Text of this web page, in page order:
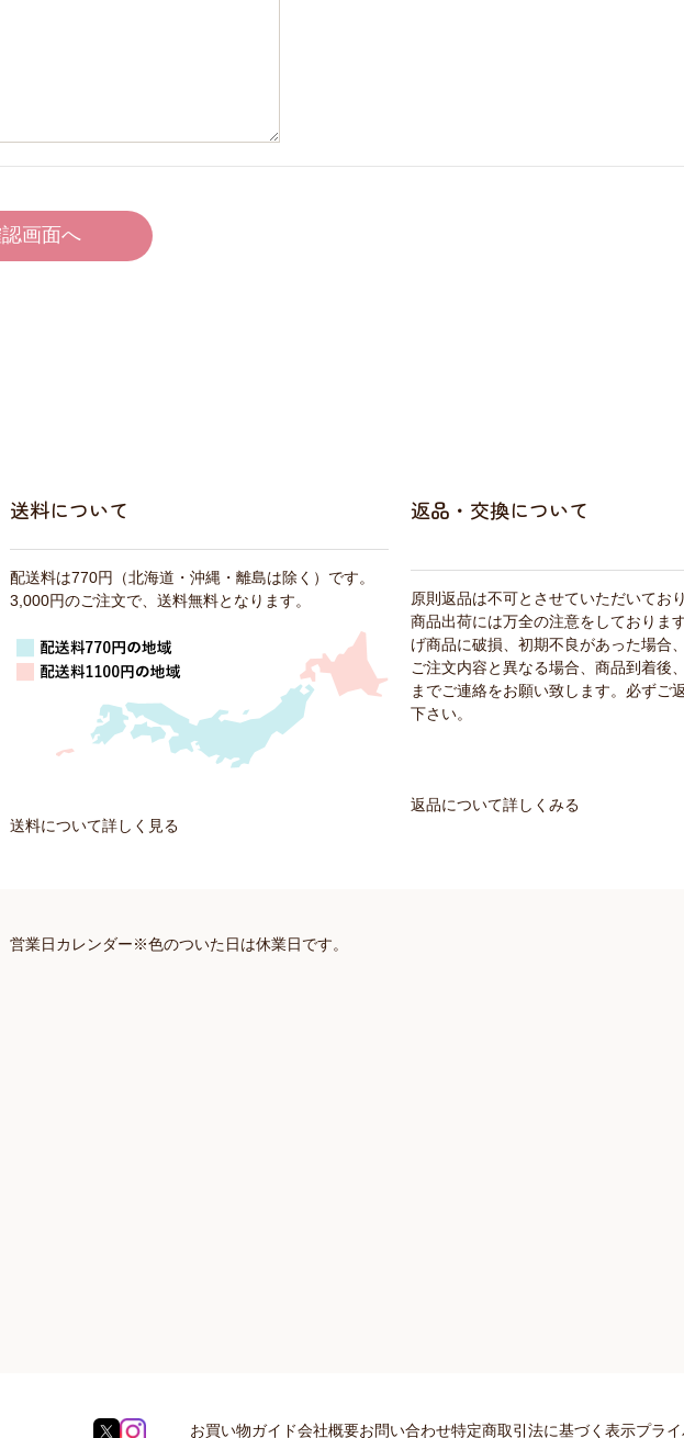
送料について
配送料は770円（北海道・沖縄・離島は除く）です。
3,000円のご注文で、送料無料となります。
送料について詳しく見る
返品・交換について
原則返品は不可とさせていただいてお
商品出荷には万全の注意をしておりま
げ商品に破損、初期不良があった場合
ご注文内容と異なる場合、商品到着後
までご連絡をお願い致します。必ずご
下さい。
返品について詳しくみる
営業日カレンダー※色のついた日は休業日です。
お買い物ガイド会社概要お問い合わせ特定商取引法に基づく表示プラ